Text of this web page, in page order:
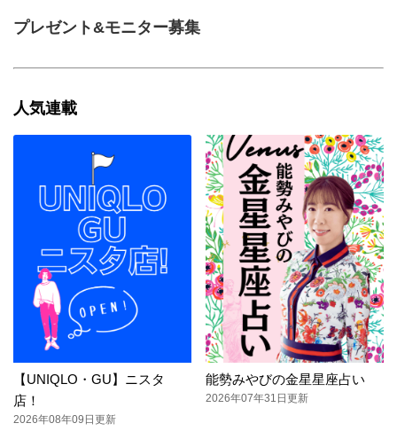
プレゼント&モニター募集
人気連載
【UNIQLO・GU】ニスタ
店！
2026年08年09日更新
能勢みやびの金星星座占い
2026年07年31日更新